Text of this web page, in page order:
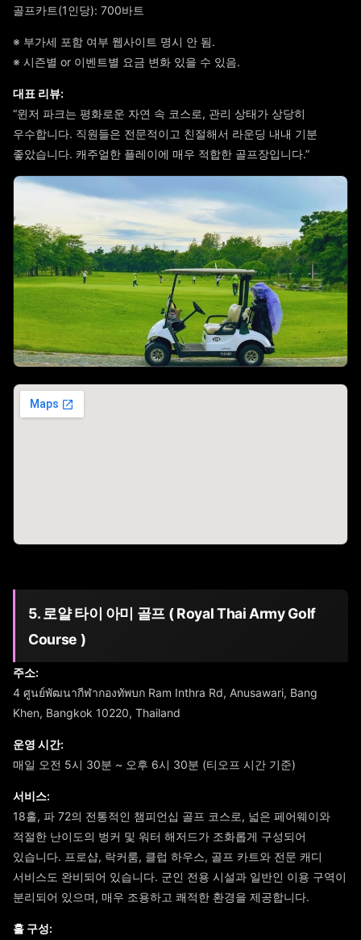
골프카트(1인당): 700바트
※ 부가세 포함 여부 웹사이트 명시 안 됨.
※ 시즌별 or 이벤트별 요금 변화 있을 수 있음.
대표 리뷰:
“윈저 파크는 평화로운 자연 속 코스로, 관리 상태가 상당히
우수합니다. 직원들은 전문적이고 친절해서 라운딩 내내 기분
좋았습니다. 캐주얼한 플레이에 매우 적합한 골프장입니다.”
5. 로얄 타이 아미 골프 ( Royal Thai Army Golf
Course )
주소:
4 ศูนย์พัฒนากีฬากองทัพบก Ram Inthra Rd, Anusawari, Bang
Khen, Bangkok 10220, Thailand
운영 시간:
매일 오전 5시 30분 ~ 오후 6시 30분 (티오프 시간 기준)
서비스:
18홀, 파 72의 전통적인 챔피언십 골프 코스로, 넓은 페어웨이와
적절한 난이도의 벙커 및 워터 해저드가 조화롭게 구성되어
있습니다. 프로샵, 락커룸, 클럽 하우스, 골프 카트와 전문 캐디
서비스도 완비되어 있습니다. 군인 전용 시설과 일반인 이용 구역이
분리되어 있으며, 매우 조용하고 쾌적한 환경을 제공합니다.
홀 구성: